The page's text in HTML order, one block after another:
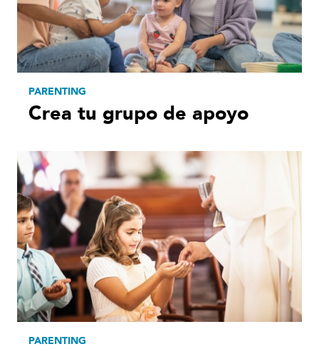
PARENTING
Crea tu grupo de apoyo
PARENTING